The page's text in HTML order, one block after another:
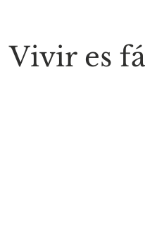
Vivir es